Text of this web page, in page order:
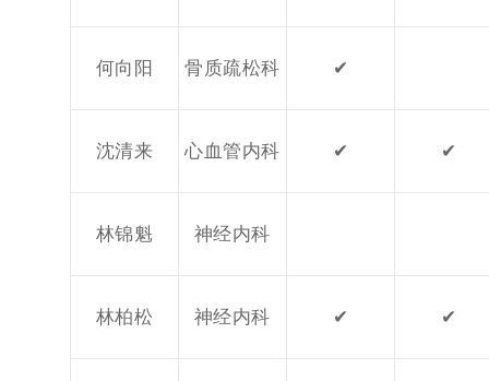
何向阳 骨质疏松科 ✔
沈清来 心血管内科 ✔ ✔
林锦魁 神经内科
林柏松 神经内科 ✔ ✔